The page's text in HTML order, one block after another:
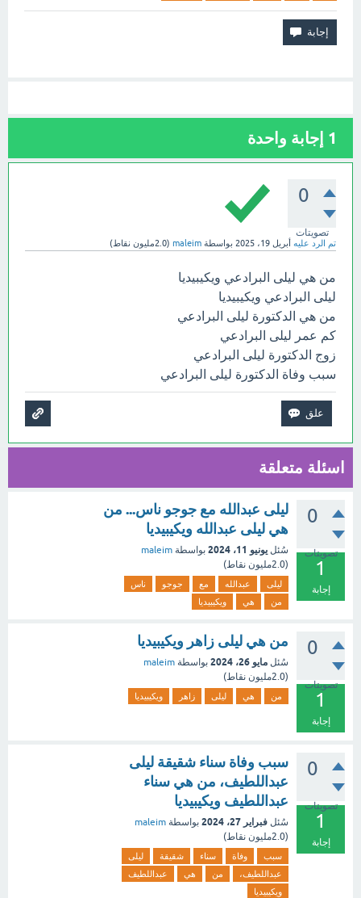
1 إجابة واحدة
0
تصويتات
تم الرد عليه أبريل 19، 2025 بواسطة maleim
(2.0مليون نقاط)
من هي ليلى البرادعي ويكيبيديا
ليلى البرادعي ويكيبيديا
من هي الدكتورة ليلى البرادعي
كم عمر ليلى البرادعي
زوج الدكتورة ليلى البرادعي
سبب وفاة الدكتورة ليلى البرادعي
اسئلة متعلقة
0
تصويتات
1
إجابة
ليلى عبدالله مع جوجو ناس... من
هي ليلى عبدالله ويكيبيديا
سُئل يونيو 11، 2024 بواسطة maleim
(2.0مليون نقاط)
ليلى عبدالله مع جوجو
ناس
من
هي ويكيبيديا
0
تصويتات
1
إجابة
من هي ليلى زاهر ويكيبيديا
سُئل مايو 26، 2024 بواسطة maleim
(2.0مليون نقاط)
من هي ليلى زاهر ويكيبيديا
0
تصويتات
1
إجابة
سبب وفاة سناء شقيقة ليلى
عبداللطيف، من هي سناء
عبداللطيف ويكيبيديا
سُئل فبراير 27، 2024 بواسطة maleim
(2.0مليون نقاط)
سبب وفاة سناء شقيقة
ليلى
عبداللطيف،
من هي
عبداللطيف
ويكيبيديا